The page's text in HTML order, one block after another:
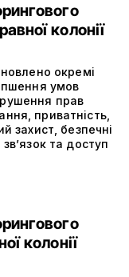
колонії
окремі
умов
прав
приватність,
захист, безпечні
та доступ
колонії